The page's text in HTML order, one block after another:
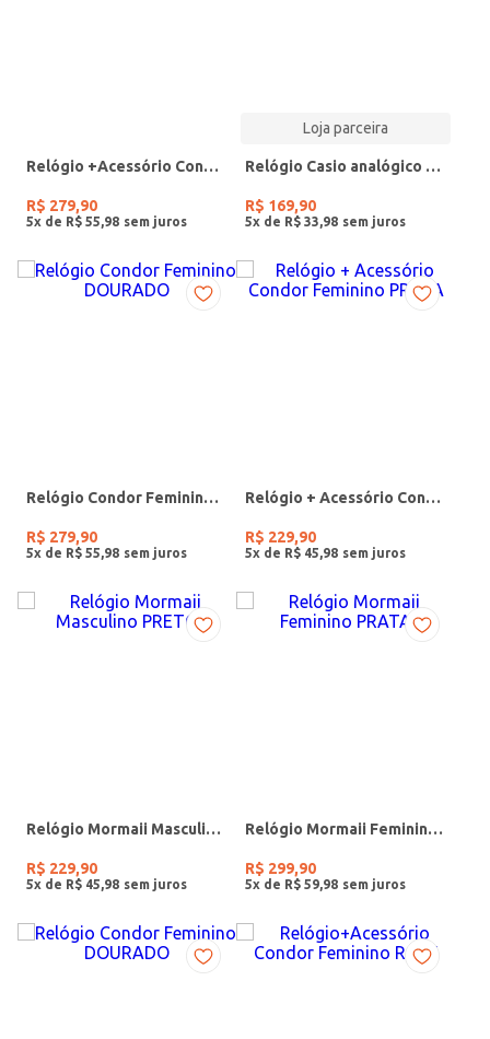
Relógio +Acessório Condor Feminino DOURADO
R$ 279,90
5x de R$ 55 98
Loja parceira
Relógio Casio analógico MW-240-4BVDF-SC
R$ 169,90
5x de R$ 33 98
Relógio Condor Feminino DOURADO
R$ 279,90
5x de R$ 55 98
Relógio + Acessório Condor Feminino PRATA
R$ 229,90
5x de R$ 45 98
Relógio Mormaii Masculino PRETO
R$ 229,90
5x de R$ 45 98
Relógio Mormaii Feminino PRATA
R$ 299,90
5x de R$ 59 98